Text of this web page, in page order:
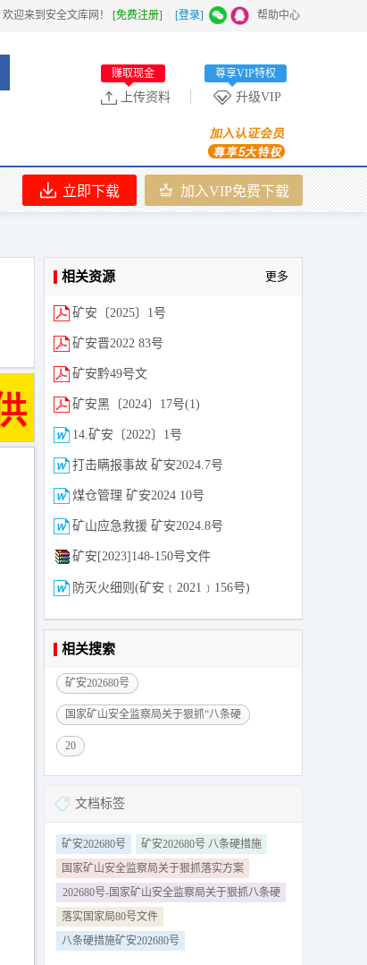
欢迎来到安全文库网！ [免费注册] [登录] 帮助中心
升级VIP
尊享VIP特权
上传资料
赚取现金
立即下载 加入VIP免费下载
相关资源 更多
矿安〔2025〕1号
矿安晋2022 83号
矿安黔49号文
矿安黑〔2024〕17号(1)
14.矿安〔2022〕1号
打击瞒报事故 矿安2024.7号
煤仓管理 矿安2024 10号
矿山应急救援 矿安2024.8号
矿安[2023]148-150号文件
防灭火细则(矿安﹝2021﹞156号)
相关搜索
矿安202680号
国家矿山安全监察局关于狠抓“八条硬
20
文档标签
矿安202680号
矿安202680号 八条硬措施
国家矿山安全监察局关于狠抓落实方案
202680号-国家矿山安全监察局关于狠抓八条硬
措施落实方案
落实国家局80号文件
八条硬措施矿安202680号